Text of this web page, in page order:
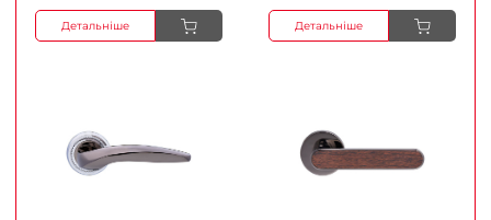
Детальніше Детальніше